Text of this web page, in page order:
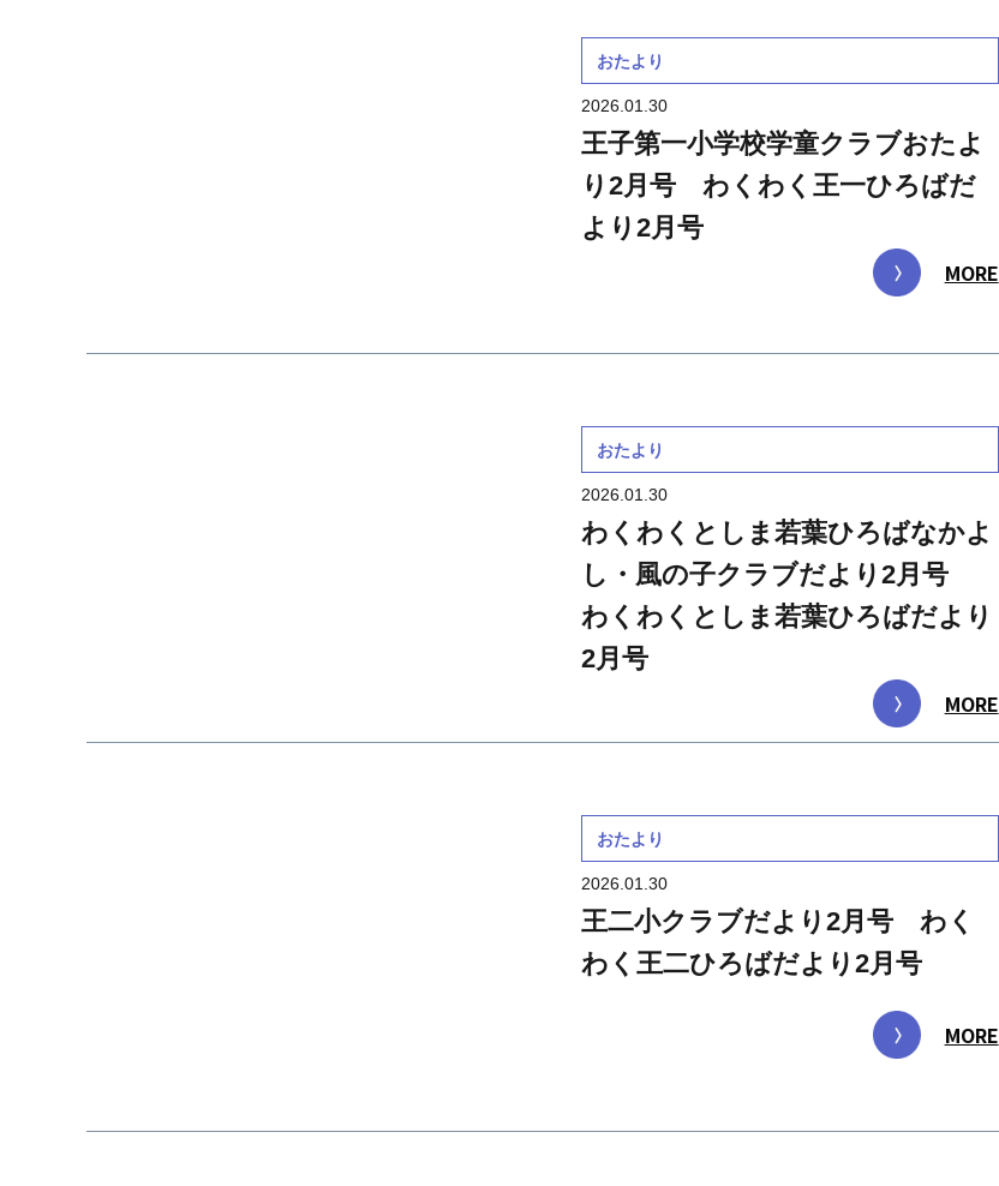
おたより
2026.01.30
王子第一小学校学童クラブおたよ
り2月号 わくわく王一ひろばだ
より2月号
MORE
おたより
2026.01.30
わくわくとしま若葉ひろばなかよ
し・風の子クラブだより2月号
わくわくとしま若葉ひろばだより
2月号
MORE
おたより
2026.01.30
王二小クラブだより2月号 わく
わく王二ひろばだより2月号
MORE